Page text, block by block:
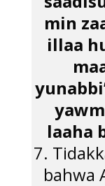
min
illaa
laaha
7.
bahwa